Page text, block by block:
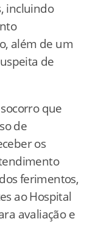
incluindo
além de um
de
que
de
os
ferimentos,
ao Hospital
avaliação e